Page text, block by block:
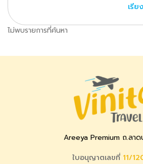
เรีย
ไม่พบรายการที่ค้นหา
Areeya Premium ถ.ลาด
ใบอนุญาตเลขที่ 11/